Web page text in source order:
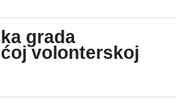
grada
volonterskoj